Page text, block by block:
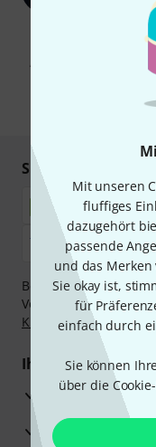
Mit unseren
fluffiges
dazugehört
passende
und das
Sie okay ist,
für
einfach durch
Sie können
über die
Mit Klick auf „Jetzt
Werbung und einer
Abmeldung ist jederzeit
Sicher einkaufen &
Bezahlen Sie
Vorkasse, PayPal,
Klarna Ratenzahlung
Ihre Vorteile
3 Jahre Thomann
30 Tage Money-